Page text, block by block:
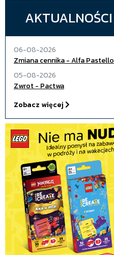
AKTUALNOŚCI
06-08-2026
Zmiana cennika - Alfa Pastello
05-08-2026
Zwrot - Pactwa
Zobacz więcej